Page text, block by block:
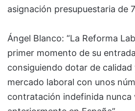
asignación presupuestaria de
Ángel Blanco: “La Reforma
primer momento de su
consiguiendo dotar de calidad
mercado laboral con unos
contratación indefinida nunca